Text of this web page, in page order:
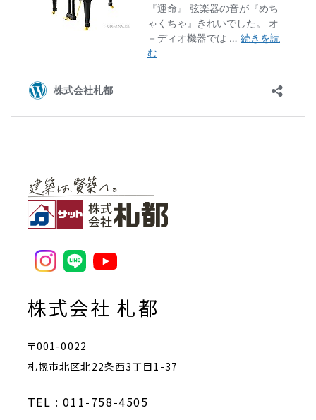
株式会社 札都
〒001-0022
札幌市北区北22条西3丁目1-37
TEL : 011-758-4505